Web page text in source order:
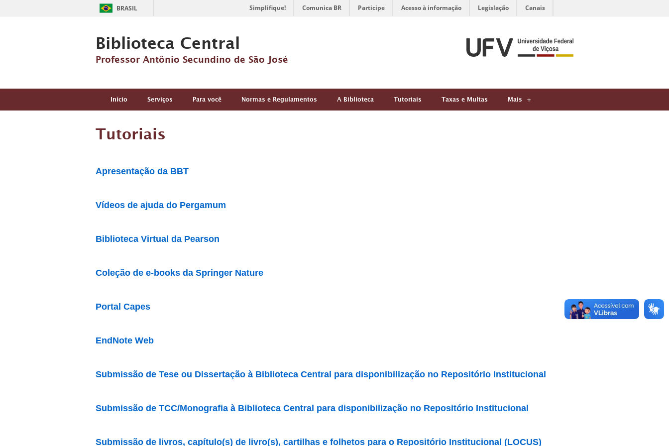
BRASIL Simplifique! Comunica BR Participe Acesso à informação Legislação Canais
Biblioteca Central
Professor Antônio Secundino de São José
Início Serviços Para você Normas e Regulamentos A Biblioteca Tutoriais Taxas e Multas Mais
Tutoriais
Apresentação da BBT
Vídeos de ajuda do Pergamum
Biblioteca Virtual da Pearson
Coleção de e-books da Springer Nature
Portal Capes
EndNote Web
Submissão de Tese ou Dissertação à Biblioteca Central para disponibilização no Repositório Institucional
Submissão de TCC/Monografia à Biblioteca Central para disponibilização no Repositório Institucional
Submissão de livros, capítulo(s) de livro(s), cartilhas e folhetos para o Repositório Institucional (LOCUS)